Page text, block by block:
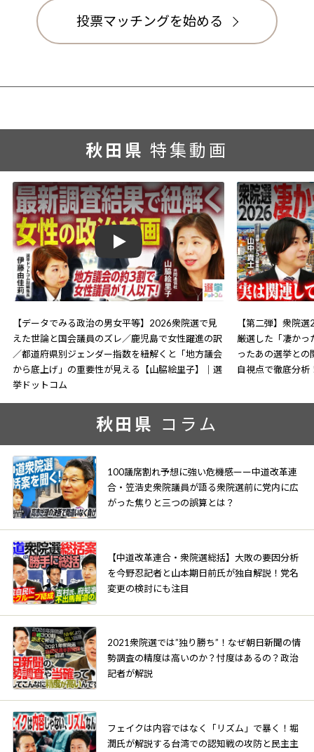
投票マッチングを始める
秋田県 特集動画
Play
【データでみる政治の男女平等】2026衆院選で見
えた世論と国会議員のズレ／鹿児島で女性躍進の訳
／都道府県別ジェンダー指数を紐解くと「地方議会
から底上げ」の重要性が見える【山脇絵里子】｜選
挙ドットコム
【第二弾】衆院
厳選した「凄かっ
ったあの選挙と
自視点で徹底分析
秋田県 コラム
100議席割れ予想に強い危機感ーー中道改革連
合・笠浩史衆院議員が語る衆院選前に党内に広
がった焦りと三つの誤算とは？
【中道改革連合・衆院選総括】大敗の要因分析
を今野忍記者と山本期日前氏が独自解説！党名
変更の検討にも注目
2021衆院選では”独り勝ち”！なぜ朝日新聞の情
勢調査の精度は高いのか？忖度はあるの？政治
記者が解説
フェイクは内容ではなく「リズム」で暴く！堀
潤氏が解説する台湾での認知戦の攻防と民主主